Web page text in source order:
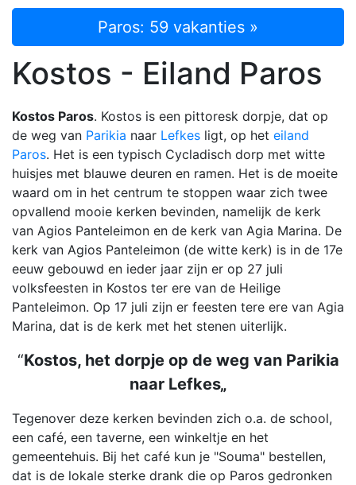
Paros: 59 vakanties »
Kostos - Eiland Paros
Kostos Paros. Kostos is een pittoresk dorpje, dat op
de weg van Parikia naar Lefkes ligt, op het eiland
Paros. Het is een typisch Cycladisch dorp met witte
huisjes met blauwe deuren en ramen. Het is de moeite
waard om in het centrum te stoppen waar zich twee
opvallend mooie kerken bevinden, namelijk de kerk
van Agios Panteleimon en de kerk van Agia Marina. De
kerk van Agios Panteleimon (de witte kerk) is in de 17e
eeuw gebouwd en ieder jaar zijn er op 27 juli
volksfeesten in Kostos ter ere van de Heilige
Panteleimon. Op 17 juli zijn er feesten tere ere van Agia
Marina, dat is de kerk met het stenen uiterlijk.
“Kostos, het dorpje op de weg van Parikia
naar Lefkes„
Tegenover deze kerken bevinden zich o.a. de school,
een café, een taverne, een winkeltje en het
gemeentehuis. Bij het café kun je "Souma" bestellen,
dat is de lokale sterke drank die op Paros gedronken